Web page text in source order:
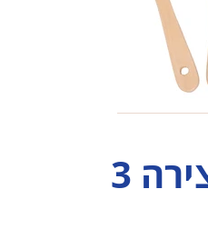
מברשות ליצירה 3